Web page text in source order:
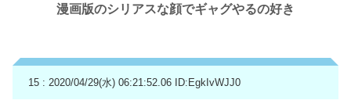
漫画版のシリアスな顔でギャグやるの好き
15 : 2020/04/29(水) 06:21:52.06 ID:EgkIvWJJ0